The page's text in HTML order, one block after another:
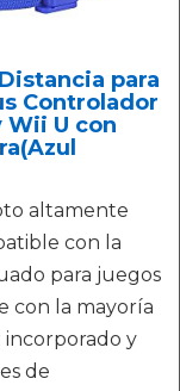
para
Controlador
Wii U con
altamente
con la
para juegos
con la mayoría
incorporado y
de